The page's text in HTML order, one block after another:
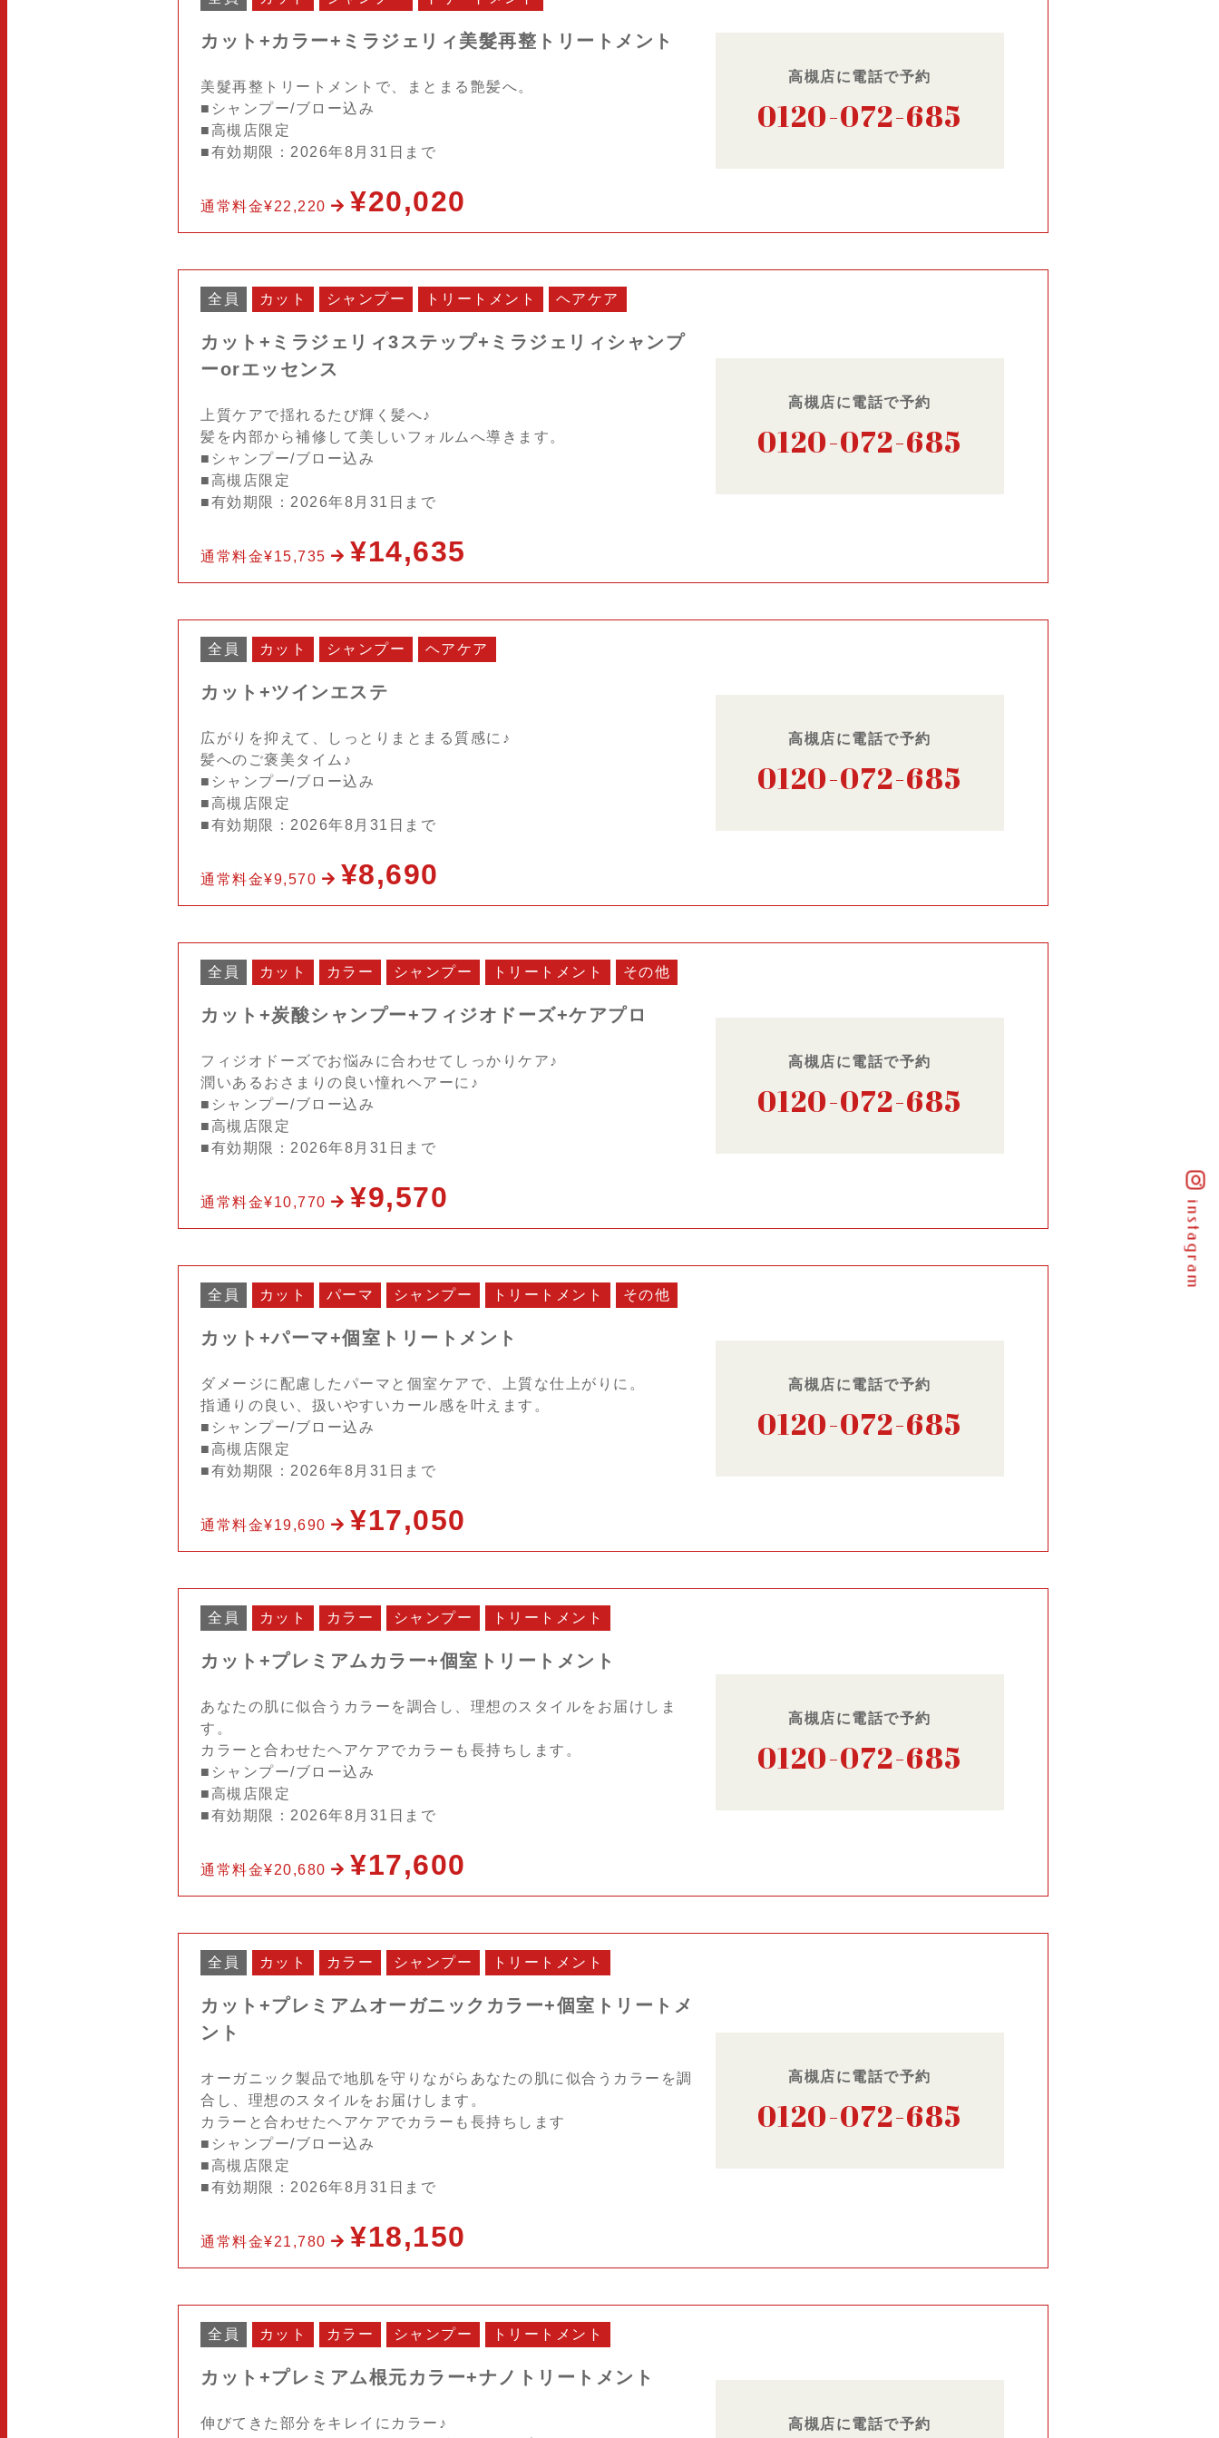
instagram
カット+カラー+ミラジェリィ美髮再整トリートメント
美髮再整トリートメントで、まとまる艶髪へ。
■シャンプー/ブロー込み
■高槻店限定
■有効期限：2026年8月31日まで
通常料金¥22,220 ¥20,020
高槻店に電話で予約
0120-072-685
全員 カット シャンプー トリートメント ヘアケア
カット+ミラジェリィ3ステップ+ミラジェリィシャンプ
ーorエッセンス
上質ケアで揺れるたび輝く髪へ♪
髪を内部から補修して美しいフォルムへ導きます。
■シャンプー/ブロー込み
■高槻店限定
■有効期限：2026年8月31日まで
通常料金¥15,735 ¥14,635
高槻店に電話で予約
0120-072-685
全員 カット シャンプー ヘアケア
カット+ツインエステ
広がりを抑えて、しっとりまとまる質感に♪
髪へのご褒美タイム♪
■シャンプー/ブロー込み
■高槻店限定
■有効期限：2026年8月31日まで
通常料金¥9,570 ¥8,690
高槻店に電話で予約
0120-072-685
全員 カット カラー シャンプー トリートメント その他
カット+炭酸シャンプー+フィジオドーズ+ケアプロ
フィジオドーズでお悩みに合わせてしっかりケア♪
潤いあるおさまりの良い憧れヘアーに♪
■シャンプー/ブロー込み
■高槻店限定
■有効期限：2026年8月31日まで
通常料金¥10,770 ¥9,570
高槻店に電話で予約
0120-072-685
全員 カット パーマ シャンプー トリートメント その他
カット+パーマ+個室トリートメント
ダメージに配慮したパーマと個室ケアで、上質な仕上がりに。
指通りの良い、扱いやすいカール感を叶えます。
■シャンプー/ブロー込み
■高槻店限定
■有効期限：2026年8月31日まで
通常料金¥19,690 ¥17,050
高槻店に電話で予約
0120-072-685
全員 カット カラー シャンプー トリートメント
カット+プレミアムカラー+個室トリートメント
あなたの肌に似合うカラーを調合し、理想のスタイルをお届けしま
す。
カラーと合わせたヘアケアでカラーも長持ちします。
■シャンプー/ブロー込み
■高槻店限定
■有効期限：2026年8月31日まで
通常料金¥20,680 ¥17,600
高槻店に電話で予約
0120-072-685
全員 カット カラー シャンプー トリートメント
カット+プレミアムオーガニックカラー+個室トリートメ
ント
オーガニック製品で地肌を守りながらあなたの肌に似合うカラーを調
合し、理想のスタイルをお届けします。
カラーと合わせたヘアケアでカラーも長持ちします
■シャンプー/ブロー込み
■高槻店限定
■有効期限：2026年8月31日まで
通常料金¥21,780 ¥18,150
高槻店に電話で予約
0120-072-685
全員 カット カラー シャンプー トリートメント
カット+プレミアム根元カラー+ナノトリートメント
伸びてきた部分をキレイにカラー♪
高槻店に電話で予約